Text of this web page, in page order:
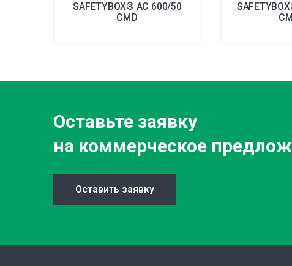
SAFETYBOX® AC 600/50
CMD
Оставьте заявку
на коммерческое
Оставить заявку